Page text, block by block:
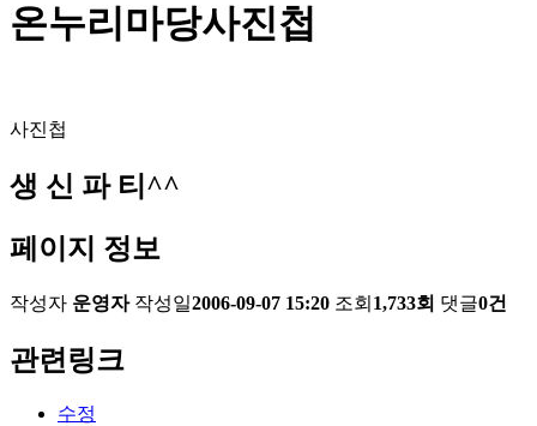
온누리마당사진첩
사진첩
생 신 파 티^^
페이지 정보
작성자 운영자 작성일2006-09-07 15:20 조회 1,733회 댓글0건
관련링크
수정